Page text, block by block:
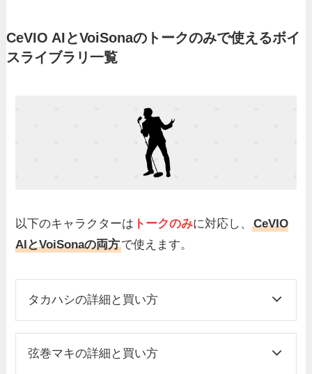
CeVIO AIとVoiSonaのトークのみで使えるボイ
スライブラリ一覧
以下のキャラクターは トークのみに対応し、CeVIO
AIとVoiSonaの両方で使えます。
タカハシの詳細と買い方
弦巻マキの詳細と買い方